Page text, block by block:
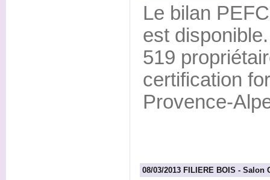
Le bilan
est
519
certification
Provence-
08/03/2013 FILIERE BOIS -